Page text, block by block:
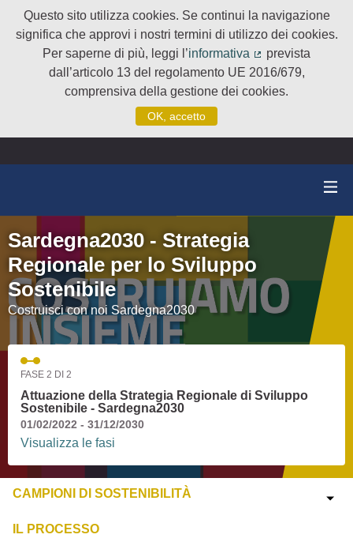
Questo sito utilizza cookies. Se continui la navigazione
significa che approvi i nostri termini di utilizzo dei cookies.
Per saperne di più, leggi l’informativa
(Collegamento
prevista
dall’articolo 13 del regolamento UE 2016/679,
comprensiva della gestione dei cookies.
OK, accetto
Sardegna2030 - Strategia
Regionale per lo Sviluppo
Sostenibile
Costruisci con noi Sardegna2030
FASE 2 DI 2
Attuazione della Strategia Regionale di Sviluppo
Sostenibile - Sardegna2030
01/02/2022 - 31/12/2030
Visualizza le fasi
CAMPIONI DI SOSTENIBILITÀ
IL PROCESSO